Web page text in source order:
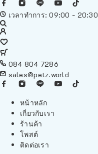
เวลาทำการ: 09:00 - 20:30
084 804 7286
sales@petz.world
หน้าหลัก
เกี่ยวกับเรา
ร้านค้า
โพสต์
ติดต่อเรา